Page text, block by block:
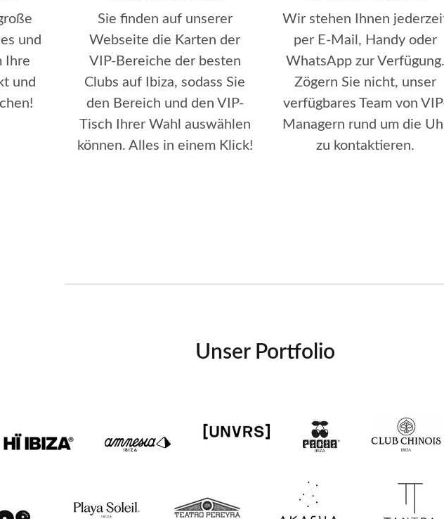
und
Ihre
und
Sie finden auf unserer
Webseite die Karten der
VIP-Bereiche der besten
Clubs auf Ibiza, sodass Sie
den Bereich und den VIP-
Tisch Ihrer Wahl auswählen
können. Alles in einem Klick!
Wir stehen Ihnen
per E-Mail, Handy oder
WhatsApp zur Verfügung.
Zögern Sie nicht, unser
verfügbares Team von
Managern rund um die
zu kontaktieren.
Unser Portfolio